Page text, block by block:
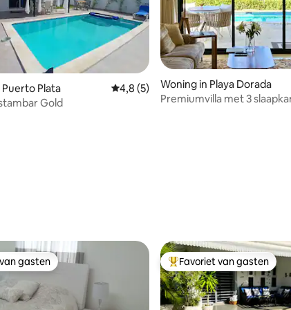
Plata Gemiddelde beoordeling van 4,8 op
4,8 (5)
Gold
Woning in Playa Dorada
Premiumvilla met 3
gasten
gasten Topfavoriet van gasten
Favoriet van gasten